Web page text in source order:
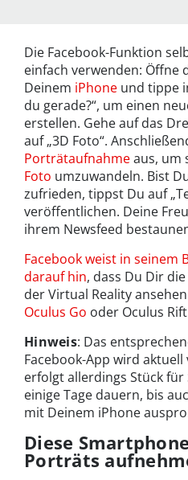
Die Facebook-Funktion
einfach verwenden: Öffne
Deinem iPhone und tippe
du gerade?“, um einen
erstellen. Gehe auf das
auf „3D Foto“.
Porträtaufnahmeaus, um
Foto umzuwandeln. Bist
zufrieden, tippst Du auf
veröffentlichen. Deine
ihrem Newsfeed
Facebook weist in seinem
darauf hin, dass Du Dir
der Virtual Reality
Oculus Go oder Oculus
Hinweis: Das
Facebook-App wird
erfolgt allerdings Stück für
einige Tage dauern, bis
mit Deinem iPhone
Diese
Porträts